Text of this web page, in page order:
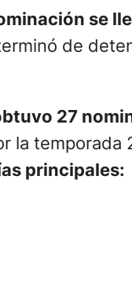
se
de
27
la temporada
principales: